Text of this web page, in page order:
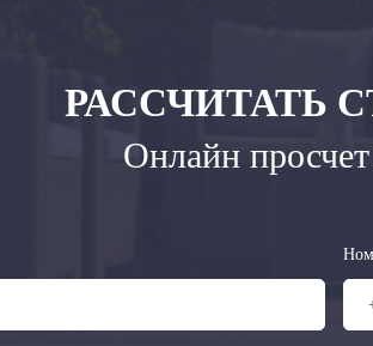
РАССЧИТАТЬ
Онлайн